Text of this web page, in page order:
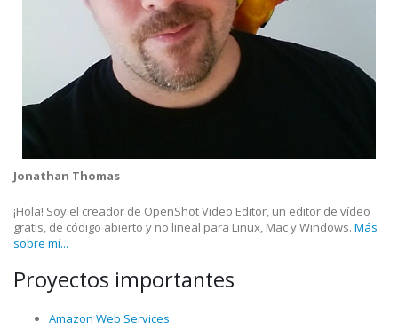
Jonathan Thomas
¡Hola! Soy el creador de OpenShot Video Editor, un editor de vídeo
gratis, de código abierto y no lineal para Linux, Mac y Windows. Más
sobre mí...
Proyectos importantes
Amazon Web Services